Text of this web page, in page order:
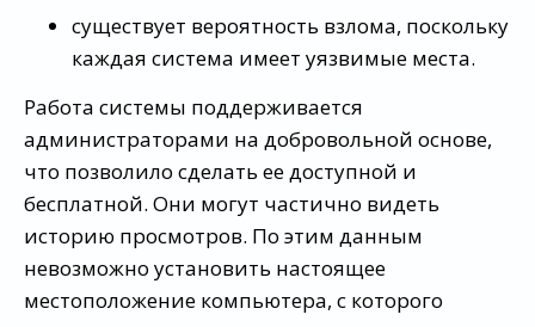
существует вероятность взлома, поскольку
каждая система имеет уязвимые места.
Работа системы поддерживается
администраторами на добровольной основе,
что позволило сделать ее доступной и
бесплатной. Они могут частично видеть
историю просмотров. По этим данным
невозможно установить настоящее
местоположение компьютера, с которого